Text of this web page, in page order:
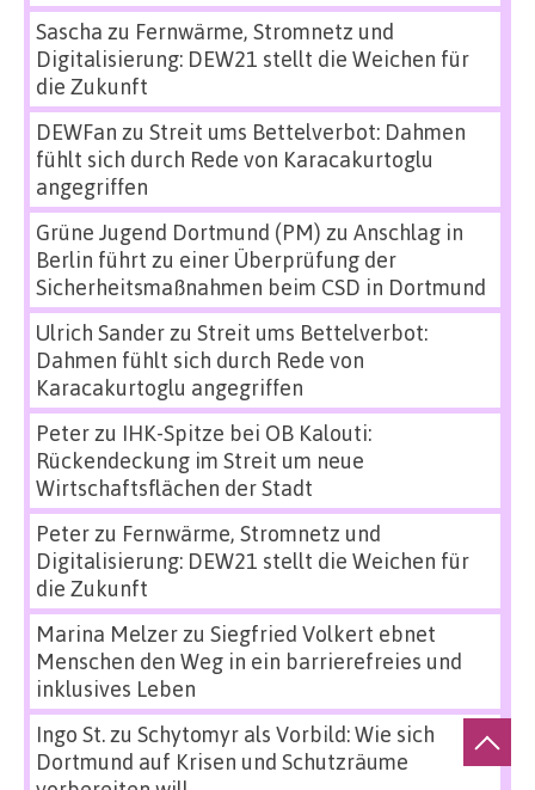
Sascha zu Fernwärme, Stromnetz und
Digitalisierung: DEW21 stellt die Weichen für
die Zukunft
DEWFan zu Streit ums Bettelverbot: Dahmen
fühlt sich durch Rede von Karacakurtoglu
angegriffen
Grüne Jugend Dortmund (PM) zu Anschlag in
Berlin führt zu einer Überprüfung der
Sicherheitsmaßnahmen beim CSD in Dortmund
Ulrich Sanderzu Streit ums Bettelverbot:
Dahmen fühlt sich durch Rede von
Karacakurtoglu angegriffen
Peterzu IHK-Spitze bei OB Kalouti:
Rückendeckung im Streit um neue
Wirtschaftsflächen der Stadt
Peterzu Fernwärme, Stromnetz und
Digitalisierung: DEW21 stellt die Weichen für
die Zukunft
Marina Melzerzu Siegfried Volkert ebnet
Menschen den Weg in ein barrierefreies und
inklusives Leben
Ingo St.zu Schytomyr als Vorbild: Wie sich
Dortmund auf Krisen und Schutzräume